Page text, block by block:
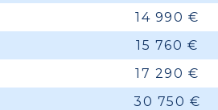
14 990 €
15 760 €
17 290 €
30 750 €